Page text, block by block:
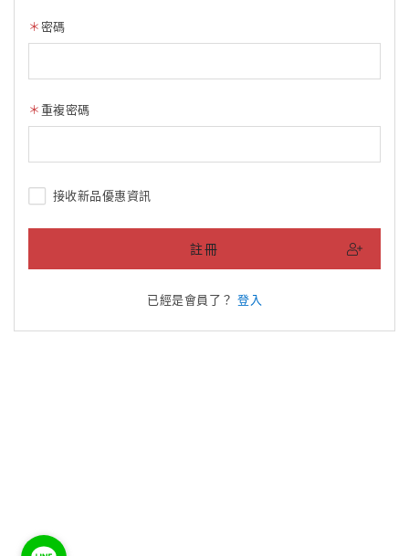
密碼
重複密碼
接收新品優惠資訊
註冊
已經是會員了？ 登入